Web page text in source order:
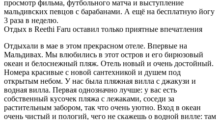
просмотр фильма, футбольного матча и выступление
мальдивских певцов с барабанами. А ещё на бесплатную йогу
3 раза в неделю.
Отдых в Reethi Faru оставил только приятные впечатления
Отдыхали в мае в этом прекрасном отеле. Впервые на
Мальдивах. Мы влюбились в этот остров и его бирюзовый
океан и белоснежный пляж. Отель новый и очень достойный.
Номера красивые с новой сантехникой и душем под
открытым небом. У нас была пляжная вилла с джакузи и
водная вилла. Первая однозначно лучше: у вас есть
собственный кусочек пляжа с лежаками, соседи за
растительным забором, так что очень уютно. Вход в океан
очень чистый и пологий, чего не скажешь о водной вилле: там